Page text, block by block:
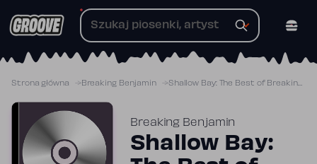
do
Strona główna Breaking Benjamin Shallow Bay: The Best of Breaking Benjamin
Breaking Benjamin
Shallow Bay: